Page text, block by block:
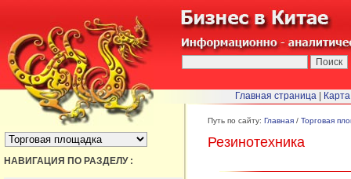
БЫСТРЫЙ ПЕРЕХОД :
НАВИГАЦИЯ ПО РАЗДЕЛУ :
Путь по сайту: Главная / Торговая
Резинотехника
Главная страница